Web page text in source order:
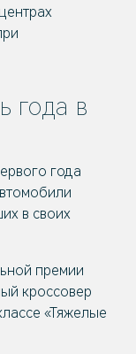
года в
года
в своих
премии
кроссовер
«Тяжелые